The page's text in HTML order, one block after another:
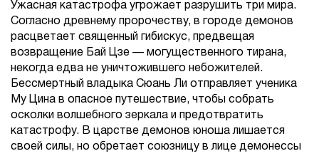
Ужасная катастрофа угрожает разрушить три мира.
Согласно древнему пророчеству, в городе демонов
расцветает священный гибискус, предвещая
возвращение Бай Цзе — могущественного тирана,
некогда едва не уничтожившего небожителей.
Бессмертный владыка Сюань Ли отправляет ученика
Му Цина в опасное путешествие, чтобы собрать
осколки волшебного зеркала и предотвратить
катастрофу. В царстве демонов юноша лишается
своей силы, но обретает союзницу в лице демонессы